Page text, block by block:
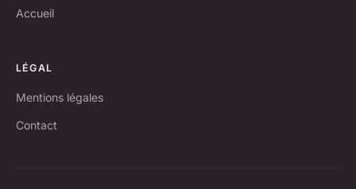
Accueil
LÉGAL
Mentions légales
Contact